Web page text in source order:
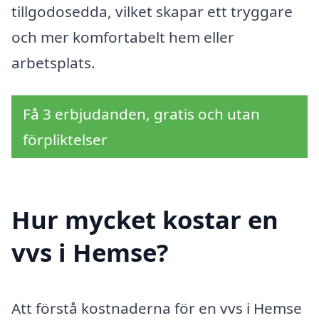
tillgodosedda, vilket skapar ett tryggare
och mer komfortabelt hem eller
arbetsplats.
Få 3 erbjudanden, gratis och utan
förpliktelser
Hur mycket kostar en
vvs i Hemse?
Att förstå kostnaderna för en vvs i Hemse